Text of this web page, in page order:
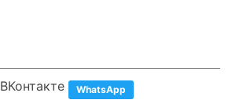
WhatsApp